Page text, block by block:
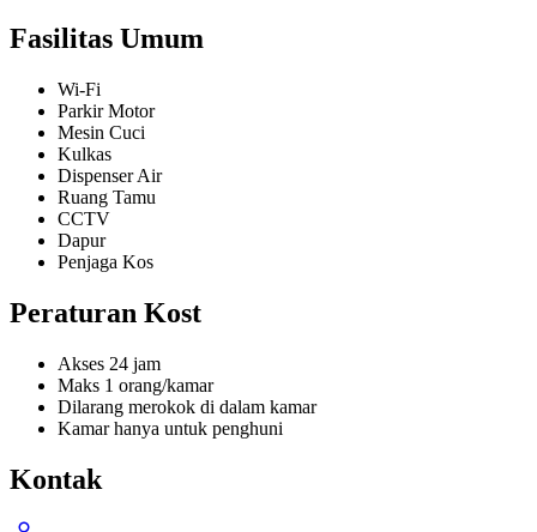
Kasur single bed
K. Mandi Dalam
Kloset Duduk
Shower
Air panas
Ember mandi
Wastafel
Fasilitas bersama
WiFi
Dapur
Fasilitas Umum
Wi-Fi
Parkir Motor
Mesin Cuci
Kulkas
Dispenser Air
Ruang Tamu
CCTV
Dapur
Penjaga Kos
Peraturan Kost
Akses 24 jam
Maks 1 orang/kamar
Dilarang merokok di dalam kamar
Kamar hanya untuk penghuni
Kontak